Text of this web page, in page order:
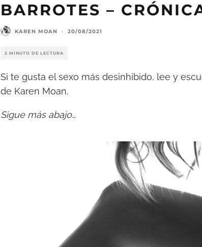
BARROTES –
KAREN MOAN · 20/08/2021
2 MINUTO DE LECTURA
Si te gusta el sexo más desinhibido, lee y
de Karen Moan.
Sigue más abajo…